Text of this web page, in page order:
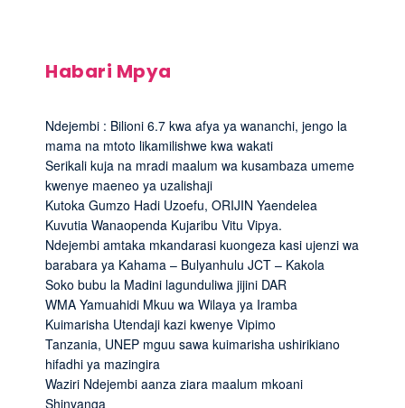
Habari Mpya
Ndejembi : Bilioni 6.7 kwa afya ya wananchi, jengo la
mama na mtoto likamilishwe kwa wakati
Serikali kuja na mradi maalum wa kusambaza umeme
kwenye maeneo ya uzalishaji
Kutoka Gumzo Hadi Uzoefu, ORIJIN Yaendelea
Kuvutia Wanaopenda Kujaribu Vitu Vipya.
Ndejembi amtaka mkandarasi kuongeza kasi ujenzi wa
barabara ya Kahama – Bulyanhulu JCT – Kakola
Soko bubu la Madini lagunduliwa jijini DAR
WMA Yamuahidi Mkuu wa Wilaya ya Iramba
Kuimarisha Utendaji kazi kwenye Vipimo
Tanzania, UNEP mguu sawa kuimarisha ushirikiano
hifadhi ya mazingira
Waziri Ndejembi aanza ziara maalum mkoani
Shinyanga